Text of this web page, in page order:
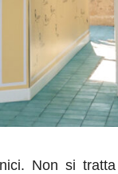
Non si